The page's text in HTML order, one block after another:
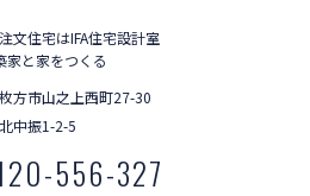
文住宅はIFA住宅設計室
家と家をつくる
方市山之上西町27-30
中振1-2-5
556-327